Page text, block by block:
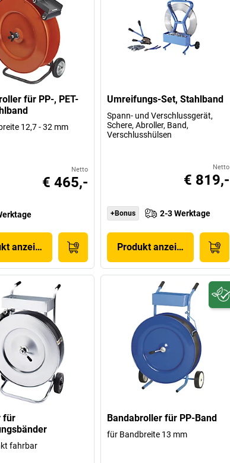
für PP-, PET-
12,7 - 32 mm
Netto
€ 465,-
anzeigen
Umreifungs-Set, Stahlband
Spann- und Verschlussgerät,
Schere, Abroller, Band,
Verschlusshülsen
Netto
€ 819,-
+Bonus 2-3 Werktage
Produkt anzeigen
für
fahrbar
Bandabroller für PP-Band
für Bandbreite 13 mm